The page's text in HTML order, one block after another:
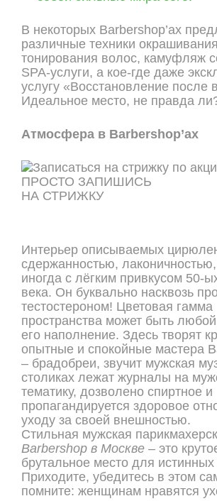
В некоторых Barbershop’ах
различные техники
тонирования волос, камуфляж
SPA-услуги, а кое-где даже
услугу «Восстановление после
Идеальное место, не правда
Атмосфера в Barbershop’ах
ПРОСТО ЗАПИШИСЬ
НА СТРИЖКУ
Интерьер описываемых
сдержанностью, лаконичностью,
иногда с лёгким привкусом 50-
века. Он буквально насквозь
тестостероном! Цветовая гамма
пространства может быть
его наполнение. Здесь творят
опытные и спокойные мастера
– брадобреи, звучит мужская
столиках лежат журналы на
тематику, дозволено спиртное и
пропагандируется здоровое
уходу за своей внешностью.
Стильная мужская
Barbershop в Москве – это
брутальное место для
Приходите, убедитесь в этом
помните: женщинам нравятся